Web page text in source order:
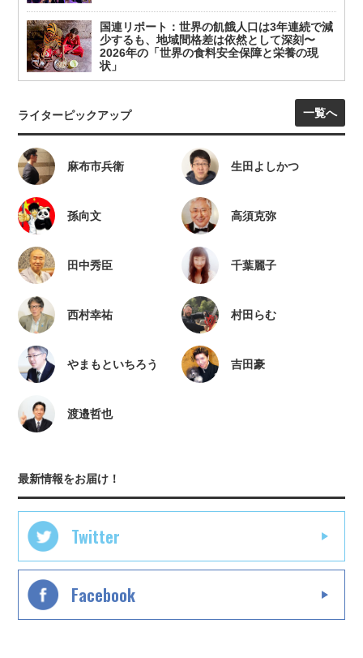
国連リポート：世界の飢餓人口は3年連続で減
少するも、地域間格差は依然として深刻〜
2026年の「世界の食料安全保障と栄養の現
状」
ライターピックアップ 一覧へ
麻布市兵衛 生田よしかつ
孫向文 高須克弥
田中秀臣 千葉麗子
西村幸祐 村田らむ
やまもといちろう 吉田豪
渡邉哲也
最新情報をお届け！
Twitter
Facebook